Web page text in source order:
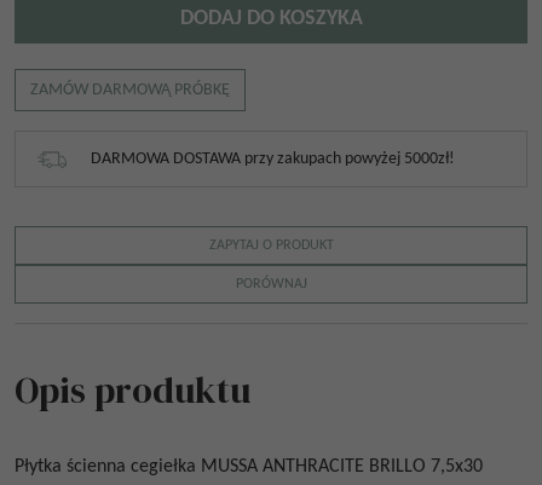
DODAJ DO KOSZYKA
ZAMÓW DARMOWĄ PRÓBKĘ
DARMOWA DOSTAWA przy zakupach powyżej 5000zł!
ZAPYTAJ O PRODUKT
PORÓWNAJ
Opis produktu
Płytka ścienna cegiełka MUSSA ANTHRACITE BRILLO 7,5x30